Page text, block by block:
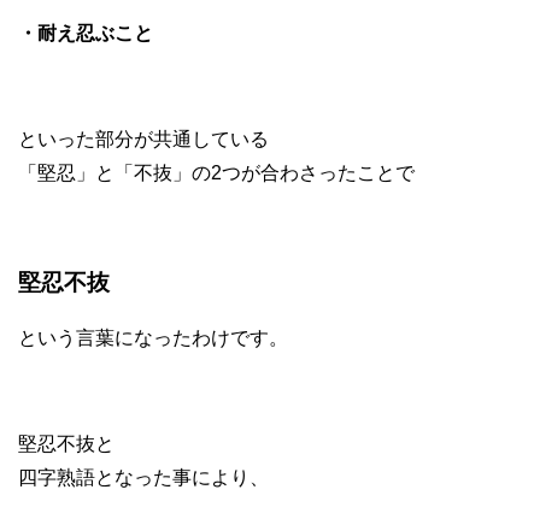
・耐え忍ぶこと
といった部分が共通している
「堅忍」と「不抜」の2つが合わさったことで
堅忍不抜
という言葉になったわけです。
堅忍不抜と
四字熟語となった事により、